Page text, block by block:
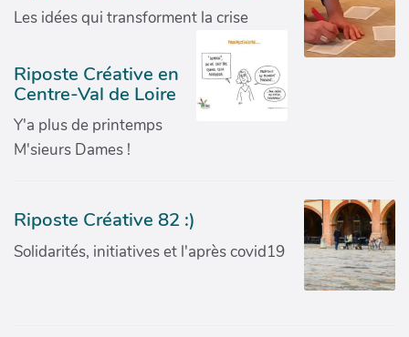
Les idées qui transforment la crise
Riposte Créative en
Centre-Val de Loire
Y'a plus de printemps
M'sieurs Dames !
Riposte Créative 82 :)
Solidarités, initiatives et l'après covid19